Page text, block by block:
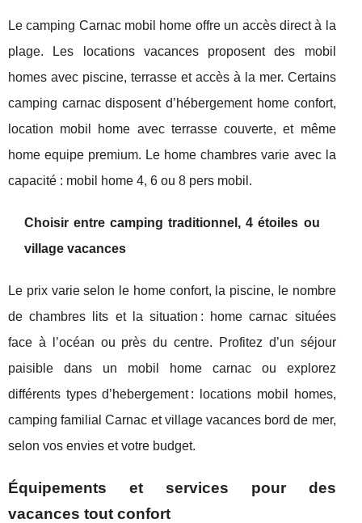
Le camping Carnac mobil home offre un accès direct à la
plage. Les locations vacances proposent des mobil
homes avec piscine, terrasse et accès à la mer. Certains
camping carnac disposent d’hébergement home confort,
location mobil home avec terrasse couverte, et même
home equipe premium. Le home chambres varie avec la
capacité : mobil home 4, 6 ou 8 pers mobil.
Choisir entre camping traditionnel, 4 étoiles ou
village vacances
Le prix varie selon le home confort, la piscine, le nombre
de chambres lits et la situation : home carnac situées
face à l’océan ou près du centre. Profitez d’un séjour
paisible dans un mobil home carnac ou explorez
différents types d’hebergement : locations mobil homes,
camping familial Carnac et village vacances bord de mer,
selon vos envies et votre budget.
Équipements et services pour des
vacances tout confort